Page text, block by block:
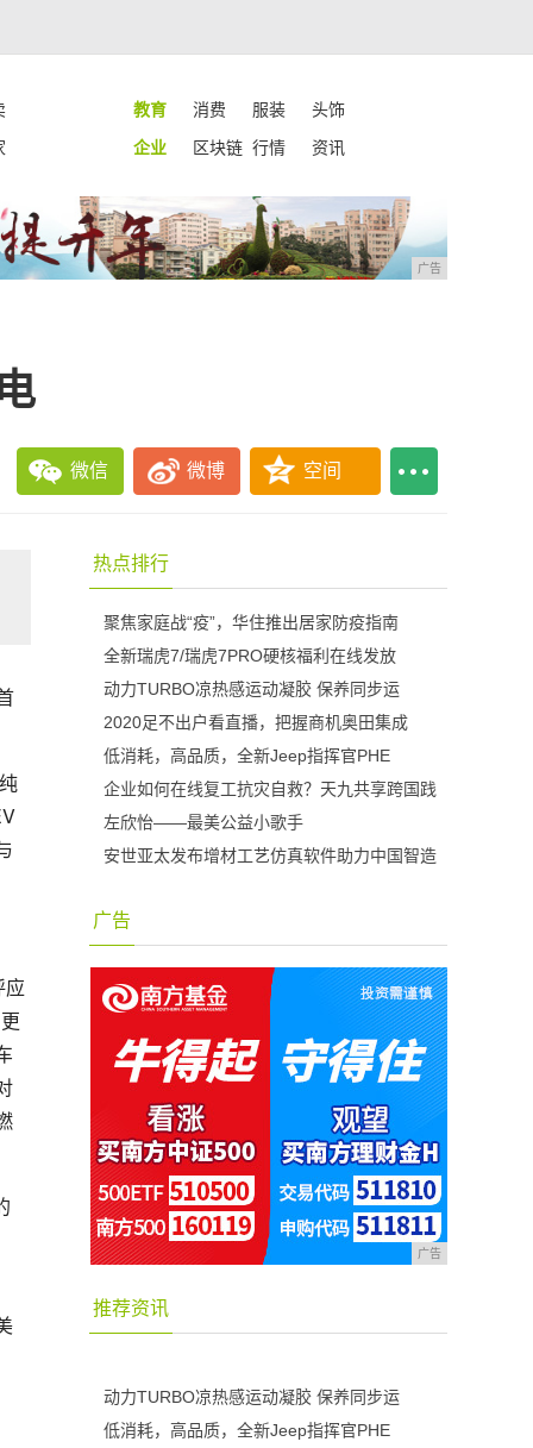
教育 消费 服装
头饰
企业 区块链 行情 资讯
广告
微信 微博 空间
应
热点排行
聚焦家庭战“疫”，华住推出居家防疫指南
全新瑞虎7/瑞虎7PRO硬核福利在线发放
动力TURBO凉热感运动凝胶 保养同步运
2020足不出户看直播，把握商机奥田集成
低消耗，高品质，全新Jeep指挥官PHE
企业如何在线复工抗灾自救？天九共享跨国践
左欣怡——最美公益小歌手
安世亚太发布增材工艺仿真软件助力中国智造
广告
广告
推荐资讯
动力TURBO凉热感运动凝胶 保养同步运
低消耗，高品质，全新Jeep指挥官PHE